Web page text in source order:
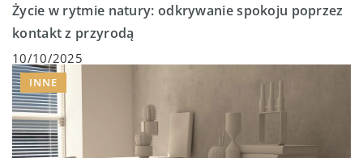
Życie w rytmie natury: odkrywanie spokoju poprzez
kontakt z przyrodą
10/10/2025
INNE